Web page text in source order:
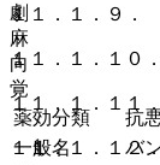
１１．１．９．
１１．１．１０
１１．１．１１
１１．１．１２
劇
麻
向
覚
薬効分類
抗
一般名
バ